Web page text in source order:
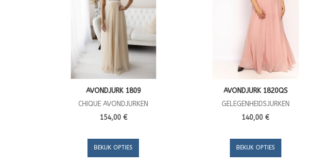
AVONDJURK 1809
CHIQUE AVONDJURKEN
154,00 €
BEKIJK OPTIES
AVONDJURK 1820QS
GELEGENHEIDSJURKEN
140,00 €
BEKIJK OPTIES